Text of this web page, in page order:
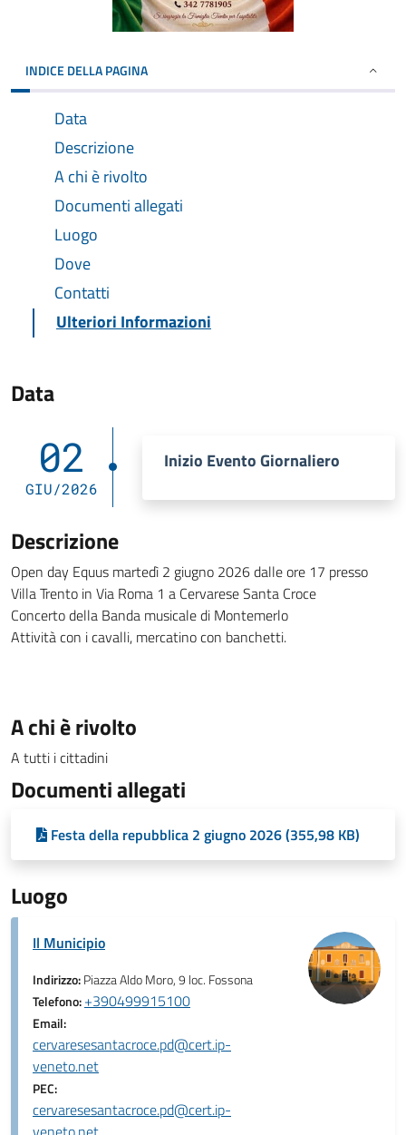
INDICE DELLA PAGINA
Data
Descrizione
A chi è rivolto
Documenti allegati
Luogo
Dove
Contatti
Ulteriori Informazioni
Data
02
GIU/2026
Inizio Evento Giornaliero
Descrizione
Open day Equus martedì 2 giugno 2026 dalle ore 17 presso
Villa Trento in Via Roma 1 a Cervarese Santa Croce
Concerto della Banda musicale di Montemerlo
Attività con i cavalli, mercatino con banchetti.
A chi è rivolto
A tutti i cittadini
Documenti allegati
Festa della repubblica 2 giugno 2026 (355,98 KB)
Luogo
Il Municipio
Indirizzo:Piazza Aldo Moro, 9 loc. Fossona
Telefono:+390499915100
Email:
cervaresesantacroce.pd@cert.ip-
veneto.net
PEC:
cervaresesantacroce.pd@cert.ip-